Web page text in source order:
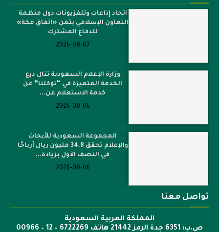
اتحاد إذاعات وتلفزيونات دول منظمة
التعاون الإسلامي يثمن «اتفاق مكة»
للدفاع المشترك
2026-08-07
وزارة الإعلام السعودية تنال درع
الخدمة المتميزة في “توكلنا” عن
خدمة الاستعلام عن...
2026-08-06
المجموعة السعودية للأبحاث
والإعلام تحقق 34.8 مليون ريال أرباحًا
في النصف الأول بزيادة...
2026-08-06
تواصل معنا
المملكة العربية السعودية
ص.ب: 6351 جدة الرمز 21442 هاتف 6722269 – 12 – 00966